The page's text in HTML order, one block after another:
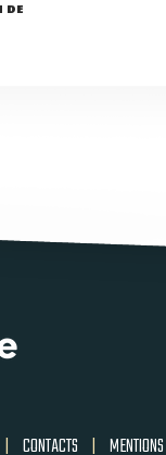
DE
| CONTACTS | MENTIONS